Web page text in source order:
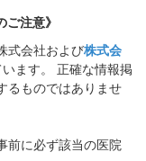
ご注意》
式会社および株式会
ます。 正確な情報掲
るものではありませ
前に必ず該当の医院